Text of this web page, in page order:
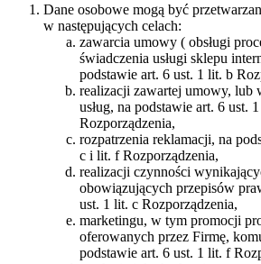
Dane osobowe mogą być
w następujących celach:
zawarcia umowy ( obsługi
świadczenia usługi sklepu
podstawie art. 6 ust. 1 lit. b
realizacji zawartej umowy, lub
usług, na podstawie art. 6 ust.
Rozporządzenia,
rozpatrzenia reklamacji, na
c i lit. f Rozporządzenia,
realizacji czynności
obowiązujących przepisów
ust. 1 lit. c Rozporządzenia,
marketingu, w tym promocji
oferowanych przez Firmę,
podstawie art. 6 ust. 1 lit. f